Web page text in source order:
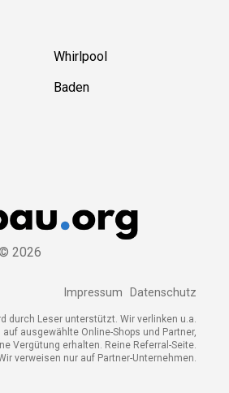
Whirlpool
Baden
2026
Impressum Datenschutz
durch Leser unterstützt. Wir verlinken u.a.
auf ausgewählte Online-Shops und Partner,
Vergütung erhalten. Reine Referral-Seite.
verweisen nur auf Partner-Unternehmen.